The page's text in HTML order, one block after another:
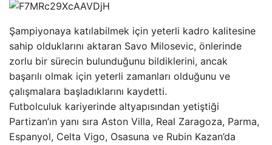
Şampiyonaya katılabilmek için yeterli kadro kalitesine
sahip olduklarını aktaran Savo Milosevic, önlerinde
zorlu bir sürecin bulunduğunu bildiklerini, ancak
başarılı olmak için yeterli zamanları olduğunu ve
çalışmalara başladıklarını kaydetti.
Futbolculuk kariyerinde altyapısından yetiştiği
Partizan’ın yanı sıra Aston Villa, Real Zaragoza, Parma,
Espanyol, Celta Vigo, Osasuna ve Rubin Kazan’da